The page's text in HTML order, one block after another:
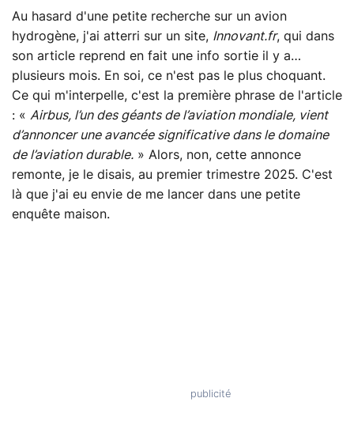
Au hasard d'une petite recherche sur un avion
hydrogène, j'ai atterri sur un site, Innovant.fr, qui dans
son article reprend en fait une info sortie il y a…
plusieurs mois. En soi, ce n'est pas le plus choquant.
Ce qui m'interpelle, c'est la première phrase de l'article
: « Airbus, l’un des géants de l’aviation mondiale, vient
d’annoncer une avancée significative dans le domaine
de l’aviation durable. » Alors, non, cette annonce
remonte, je le disais, au premier trimestre 2025. C'est
là que j'ai eu envie de me lancer dans une petite
enquête maison.